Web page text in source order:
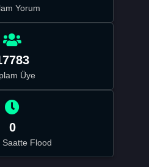
Yorum
Üye
0
Saatte Flood